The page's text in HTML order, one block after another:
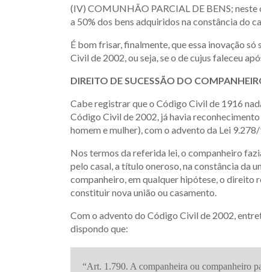
(IV) COMUNHÃO PARCIAL DE BENS; neste
a 50% dos bens adquiridos na constância do
É bom frisar, finalmente, que essa inovação
Civil de 2002, ou seja, se o de cujus faleceu
DIREITO DE SUCESSÃO DO
Cabe registrar que o Código Civil de 1916
Código Civil de 2002, já havia
homem e mulher), com o advento da Lei
Nos termos da referida lei, o companheiro
pelo casal, a título oneroso, na constância da
companheiro, em qualquer hipótese, o direito
constituir nova união ou casamento.
Com o advento do Código Civil de 2002,
dispondo que:
“Art. 1.790. A companheira ou companheiro